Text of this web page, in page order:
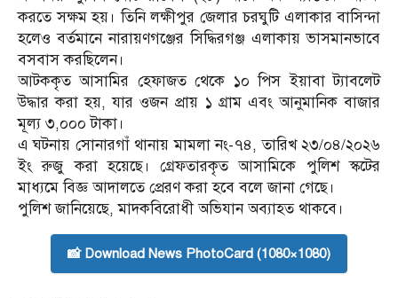
করতে সক্ষম হয়। তিনি লক্ষীপুর জেলার চরঘুটি এলাকার বাসিন্দা
হলেও বর্তমানে নারায়ণগঞ্জের সিদ্ধিরগঞ্জ এলাকায় ভাসমানভাবে
বসবাস করছিলেন।
আটককৃত আসামির হেফাজত থেকে ১০ পিস ইয়াবা ট্যাবলেট
উদ্ধার করা হয়, যার ওজন প্রায় ১ গ্রাম এবং আনুমানিক বাজার
মূল্য ৩,০০০ টাকা।
এ ঘটনায় সোনারগাঁ থানায় মামলা নং-৭৪, তারিখ ২৩/০৪/২০২৬
ইং রুজু করা হয়েছে। গ্রেফতারকৃত আসামিকে পুলিশ স্কটের
মাধ্যমে বিজ্ঞ আদালতে প্রেরণ করা হবে বলে জানা গেছে।
পুলিশ জানিয়েছে, মাদকবিরোধী অভিযান অব্যাহত থাকবে।
📸 Download News PhotoCard (1080×1080)